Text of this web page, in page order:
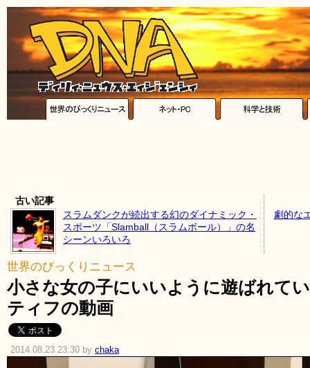
古い記事
スラムダンクが続出する幻のダイナミック・
スポーツ「Slamball（スラムボール）」の名
シーンいろいろ
劇的な
世界のびっくりニュース
小さな女の子にいいように遊ばれて
ティフの動画
2014.08.23 23:30 by chaka